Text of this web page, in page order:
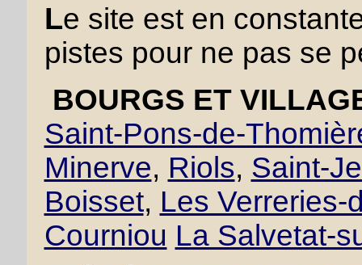
Le site est en
pistes pour ne pas se
BOURGS ET
Saint-Pons-de-
Minerve, Riols, Saint-
Boisset, Les Verreries-
Courniou La Salvetat-